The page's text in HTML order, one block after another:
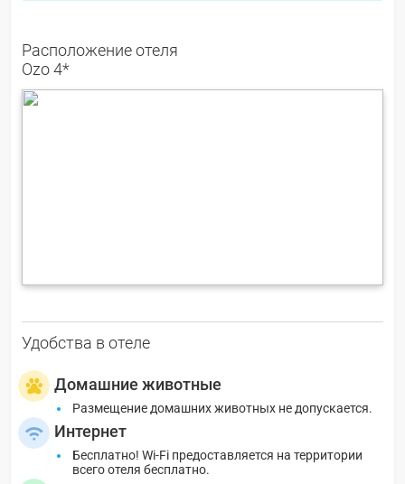
Расположение отеля
Ozo 4*
Удобства в отеле
Домашние животные
Размещение домашних животных не допускается.
Интернет
Бесплатно! Wi-Fi предоставляется на территории
всего отеля бесплатно.